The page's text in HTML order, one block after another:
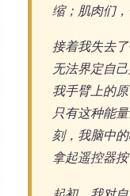
缩；肌肉们
接着我失去
无法界定自
我手臂上的
只有这种能
刻，我脑中
拿起遥控器